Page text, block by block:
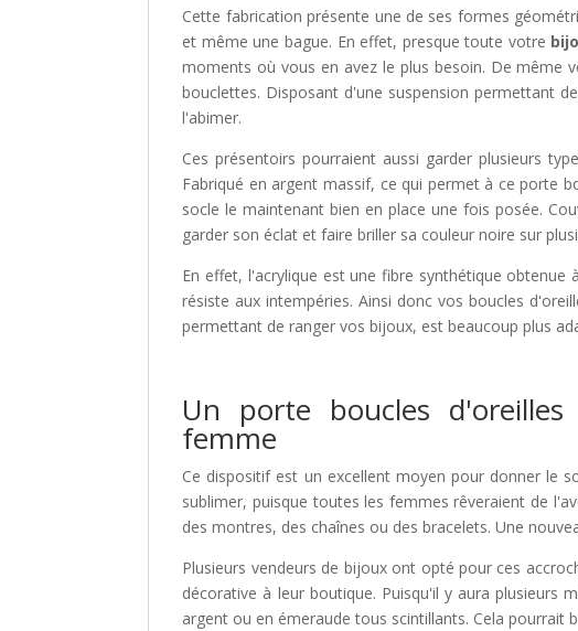
Cette fabrication présente une de ses formes
et même une bague. En effet, presque toute votre
moments où vous en avez le plus besoin. De même
bouclettes. Disposant d'une suspension permettant
l'abimer.
Ces présentoirs pourraient aussi garder plusieurs
Fabriqué en argent massif, ce qui permet à ce porte
socle le maintenant bien en place une fois posée.
garder son éclat et faire briller sa couleur noire sur
En effet, l'acrylique est une fibre synthétique
résiste aux intempéries. Ainsi donc vos boucles
permettant de ranger vos bijoux, est beaucoup plus
Un porte boucles
femme
Ce dispositif est un excellent moyen pour donner le
sublimer, puisque toutes les femmes rêveraient de
des montres, des chaînes ou des bracelets. Une
Plusieurs vendeurs de bijoux ont opté pour ces
décorative à leur boutique. Puisqu'il y aura plusieurs
argent ou en émeraude tous scintillants. Cela